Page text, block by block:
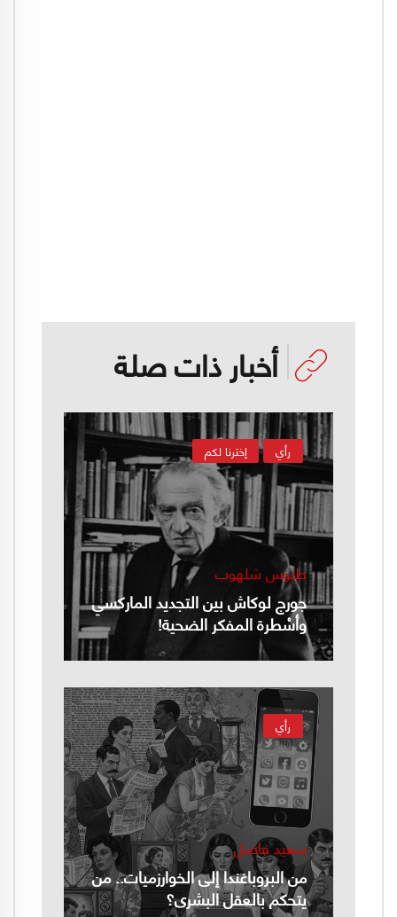
أخبار ذات صلة
إخترنا لكم رأي
طنوس شلهوب
جورج لوكاش بين التجديد الماركسي
وأسْطرة المفكر الضحية!
رأي
سعيد فاضل
من البروباغندا إلى الخوارزميات.. من
يتحكم بالعقل البشري؟